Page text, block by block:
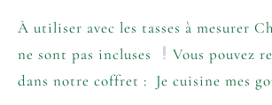
À utiliser avec les tasses à mesurer
ne sont pas incluses
Vous pouvez
dans notre coffret : Je cuisine mes